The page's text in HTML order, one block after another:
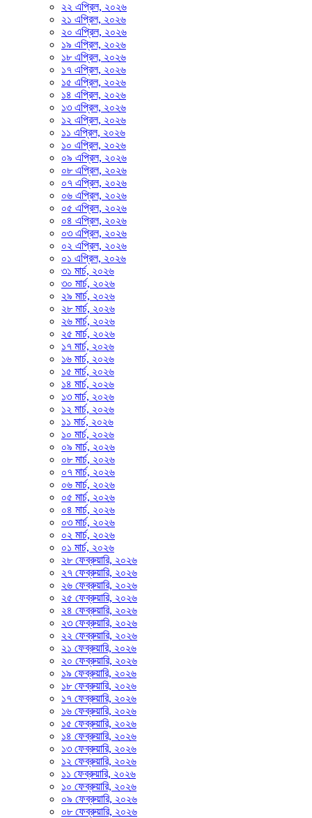
২২ এপ্রিল, ২০২৬
২১ এপ্রিল, ২০২৬
২০ এপ্রিল, ২০২৬
১৯ এপ্রিল, ২০২৬
১৮ এপ্রিল, ২০২৬
১৭ এপ্রিল, ২০২৬
১৫ এপ্রিল, ২০২৬
১৪ এপ্রিল, ২০২৬
১৩ এপ্রিল, ২০২৬
১২ এপ্রিল, ২০২৬
১১ এপ্রিল, ২০২৬
১০ এপ্রিল, ২০২৬
০৯ এপ্রিল, ২০২৬
০৮ এপ্রিল, ২০২৬
০৭ এপ্রিল, ২০২৬
০৬ এপ্রিল, ২০২৬
০৫ এপ্রিল, ২০২৬
০৪ এপ্রিল, ২০২৬
০৩ এপ্রিল, ২০২৬
০২ এপ্রিল, ২০২৬
০১ এপ্রিল, ২০২৬
৩১ মার্চ, ২০২৬
৩০ মার্চ, ২০২৬
২৯ মার্চ, ২০২৬
২৮ মার্চ, ২০২৬
২৬ মার্চ, ২০২৬
২৫ মার্চ, ২০২৬
১৭ মার্চ, ২০২৬
১৬ মার্চ, ২০২৬
১৫ মার্চ, ২০২৬
১৪ মার্চ, ২০২৬
১৩ মার্চ, ২০২৬
১২ মার্চ, ২০২৬
১১ মার্চ, ২০২৬
১০ মার্চ, ২০২৬
০৯ মার্চ, ২০২৬
০৮ মার্চ, ২০২৬
০৭ মার্চ, ২০২৬
০৬ মার্চ, ২০২৬
০৫ মার্চ, ২০২৬
০৪ মার্চ, ২০২৬
০৩ মার্চ, ২০২৬
০২ মার্চ, ২০২৬
০১ মার্চ, ২০২৬
২৮ ফেব্রুয়ারি, ২০২৬
২৭ ফেব্রুয়ারি, ২০২৬
২৬ ফেব্রুয়ারি, ২০২৬
২৫ ফেব্রুয়ারি, ২০২৬
২৪ ফেব্রুয়ারি, ২০২৬
২৩ ফেব্রুয়ারি, ২০২৬
২২ ফেব্রুয়ারি, ২০২৬
২১ ফেব্রুয়ারি, ২০২৬
২০ ফেব্রুয়ারি, ২০২৬
১৯ ফেব্রুয়ারি, ২০২৬
১৮ ফেব্রুয়ারি, ২০২৬
১৭ ফেব্রুয়ারি, ২০২৬
১৬ ফেব্রুয়ারি, ২০২৬
১৫ ফেব্রুয়ারি, ২০২৬
১৪ ফেব্রুয়ারি, ২০২৬
১৩ ফেব্রুয়ারি, ২০২৬
১২ ফেব্রুয়ারি, ২০২৬
১১ ফেব্রুয়ারি, ২০২৬
১০ ফেব্রুয়ারি, ২০২৬
০৯ ফেব্রুয়ারি, ২০২৬
০৮ ফেব্রুয়ারি, ২০২৬